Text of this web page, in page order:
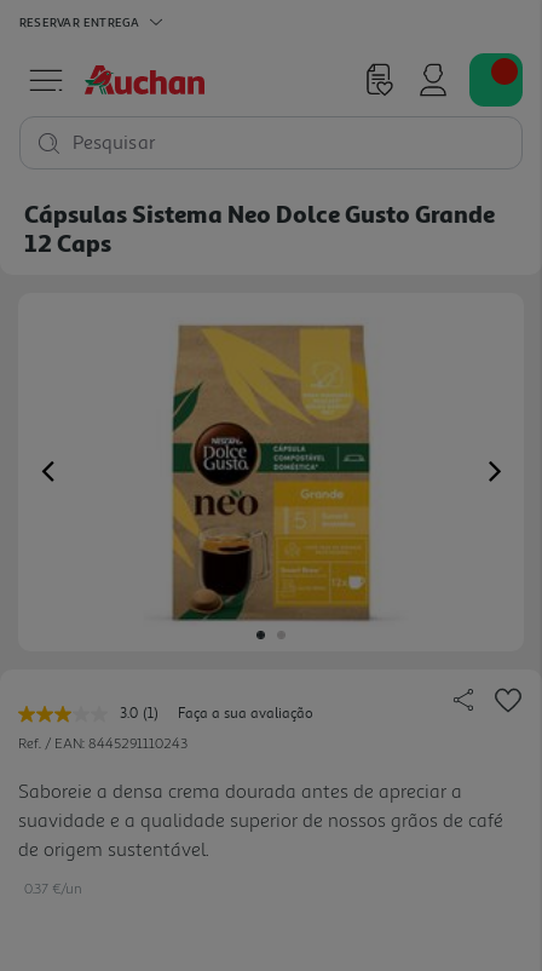
RESERVAR ENTREGA
Pesquisar
Cápsulas Sistema Neo Dolce Gusto Grande
12 Caps
Previous
3.0 Leu
uma
para
a
mesma
página.
(1)
Faça a sua avaliação
Ref. / EAN: 8445291110243
Saboreie a densa crema dourada antes de apreciar a
suavidade e a qualidade superior de nossos grãos de café
de origem sustentável.
0.37 €/un